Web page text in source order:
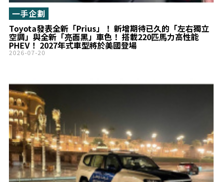
Toyota發表全新「Prius」！ 新增期待已久的「左右獨立
空調」與全新「亮面黑」車色！ 搭載220匹馬力高性能
PHEV！ 2027年式車型將於美國登場
一手企劃
2026-07-20